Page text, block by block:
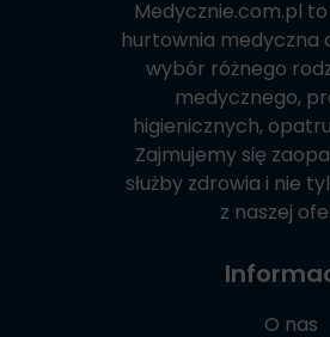
Medycznie.com.pl
hurtownia medyczna
wybór różnego
medycznego,
higienicznych,
Zajmujemy się
służby zdrowia i nie
z naszej
O nas